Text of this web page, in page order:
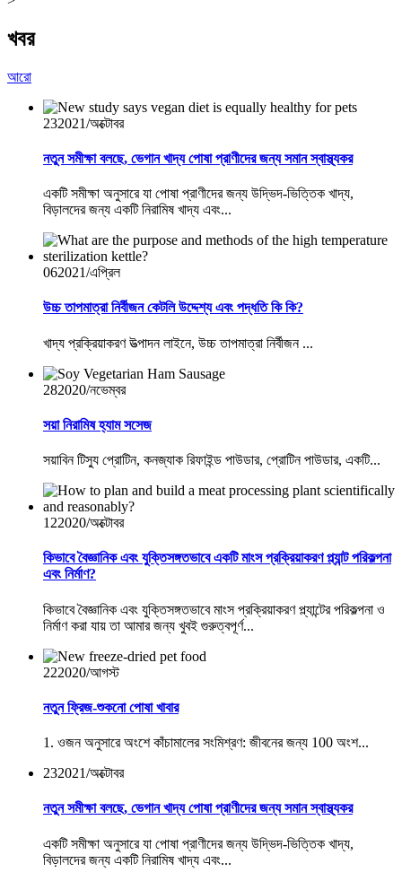
খবর
আরো
232021/অক্টোবর
নতুন সমীক্ষা বলছে, ভেগান খাদ্য পোষা প্রাণীদের জন্য সমান স্বাস্থ্যকর
একটি সমীক্ষা অনুসারে যা পোষা প্রাণীদের জন্য উদ্ভিদ-ভিত্তিক খাদ্য,
বিড়ালদের জন্য একটি নিরামিষ খাদ্য এবং...
062021/এপ্রিল
উচ্চ তাপমাত্রা নির্বীজন কেটলি উদ্দেশ্য এবং পদ্ধতি কি কি?
খাদ্য প্রক্রিয়াকরণ উত্পাদন লাইনে, উচ্চ তাপমাত্রা নির্বীজন ...
282020/নভেম্বর
সয়া নিরামিষ হ্যাম সসেজ
সয়াবিন টিস্যু প্রোটিন, কনজ্যাক রিফাইন্ড পাউডার, প্রোটিন পাউডার, একটি...
122020/অক্টোবর
কিভাবে বৈজ্ঞানিক এবং যুক্তিসঙ্গতভাবে একটি মাংস প্রক্রিয়াকরণ প্ল্যান্ট পরিকল্পনা
এবং নির্মাণ?
কিভাবে বৈজ্ঞানিক এবং যুক্তিসঙ্গতভাবে মাংস প্রক্রিয়াকরণ প্ল্যান্টের পরিকল্পনা ও
নির্মাণ করা যায় তা আমার জন্য খুবই গুরুত্বপূর্ণ...
222020/আগস্ট
নতুন ফ্রিজ-শুকনো পোষা খাবার
1. ওজন অনুসারে অংশে কাঁচামালের সংমিশ্রণ: জীবনের জন্য 100 অংশ...
232021/অক্টোবর
নতুন সমীক্ষা বলছে, ভেগান খাদ্য পোষা প্রাণীদের জন্য সমান স্বাস্থ্যকর
একটি সমীক্ষা অনুসারে যা পোষা প্রাণীদের জন্য উদ্ভিদ-ভিত্তিক খাদ্য,
বিড়ালদের জন্য একটি নিরামিষ খাদ্য এবং...